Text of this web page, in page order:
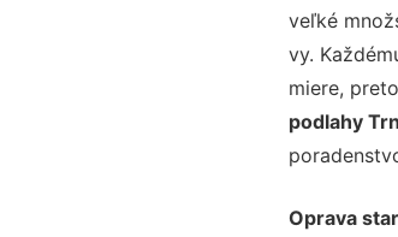
veľké
vy.
miere,
podlahy
Oprava